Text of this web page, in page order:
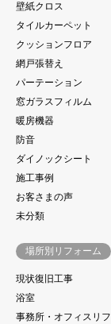
壁紙クロス
タイルカーペット
クッションフロア
網戸張替え
パーテーション
窓ガラスフィルム
暖房機器
防音
ダイノックシート
施工事例
お客さまの声
未分類
場所別リフォーム
現状復旧工事
浴室
事務所・オフィスリ